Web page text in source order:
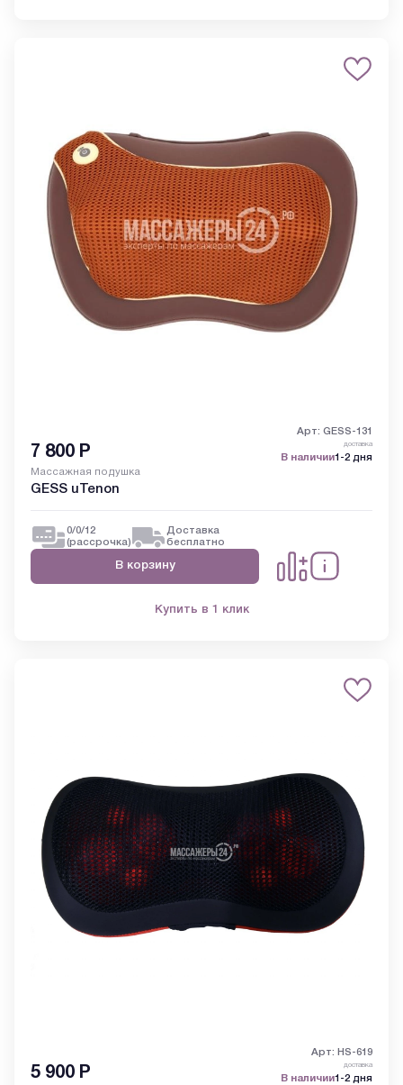
Арт: GESS-131
7 800 Р доставка
В наличии1-2 дня
Массажная подушка
GESS uTenon
0/0/12
(рассрочка)
Доставка
бесплатно
В корзину
Купить в 1 клик
Арт: HS-619
5 900 Р доставка
В наличии1-2 дня